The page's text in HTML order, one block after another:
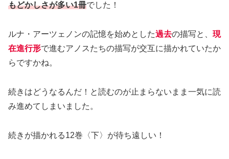
もどかしさが多い1冊でした！
ルナ・アーツェノンの記憶を始めとした過去の描写と、 現
在進行形で進むアノスたちの描写が交互に描かれていたか
らですかね。
続きはどうなるんだ！と読むのが止まらないまま一気に読
み進めてしまいました。
続きが描かれる12巻〈下〉が待ち遠しい！